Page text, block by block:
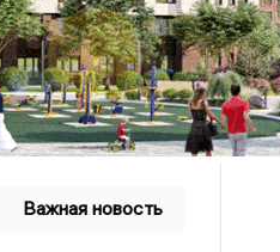
Важная новость